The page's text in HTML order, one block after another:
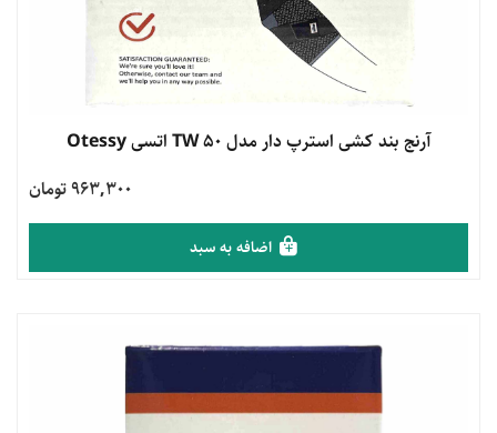
مشاهده محصول
آرنج بند کشی استرپ دار مدل TW 50 اتسی Otessy
963,300 تومان
اضافه به سبد